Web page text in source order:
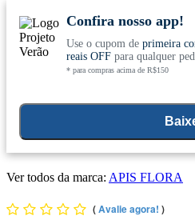
Conheça nosso site novo! E
Confira nosso app!
Use o cupom de primeira
reais OFFpara qualquer
* para compras acima de R$150
Propomax Clinical Spray
Ver todos da marca: APIS FLORA
(Avalie agora! )